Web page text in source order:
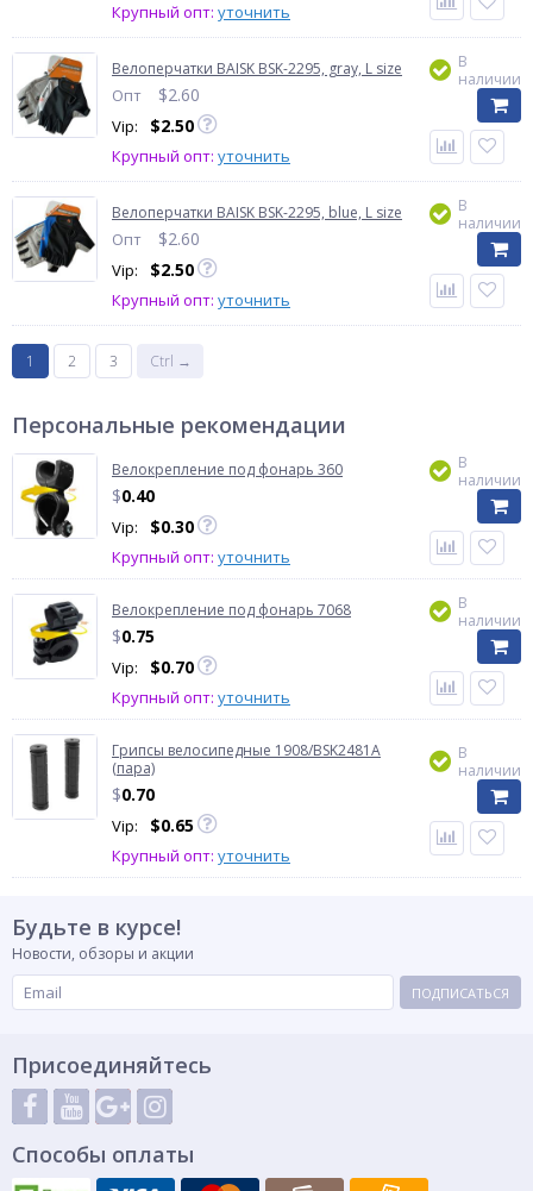
Крупный опт: уточнить
Велоперчатки BAISK BSK-2295, gray, L size
Опт $2.60
Vip: $2.50
Крупный опт: уточнить
В
наличии
Велоперчатки BAISK BSK-2295, blue, L size
Опт $2.60
Vip: $2.50
Крупный опт: уточнить
В
наличии
1 2 3 Ctrl →
Персональные рекомендации
Велокрепление под фонарь 360
$0.40
Vip: $0.30
Крупный опт: уточнить
В
наличии
Велокрепление под фонарь 7068
$0.75
Vip: $0.70
Крупный опт: уточнить
В
наличии
Грипсы велосипедные 1908/BSK2481A
(пара)
$0.70
Vip: $0.65
Крупный опт: уточнить
В
наличии
Будьте в курсе!
Новости, обзоры и акции
ПОДПИСАТЬСЯ
Присоединяйтесь
Способы оплаты